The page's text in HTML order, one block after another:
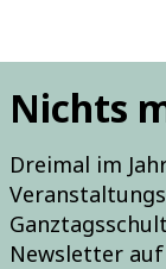
Nichts
Dreimal im
Newsletter